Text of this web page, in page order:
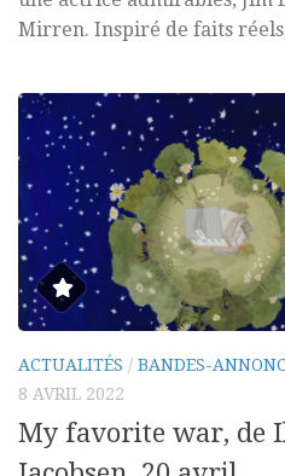
Mirren. Inspiré de faits
ACTUALITÉS / BANDES-
8 AVRIL 2022
My favorite war, de